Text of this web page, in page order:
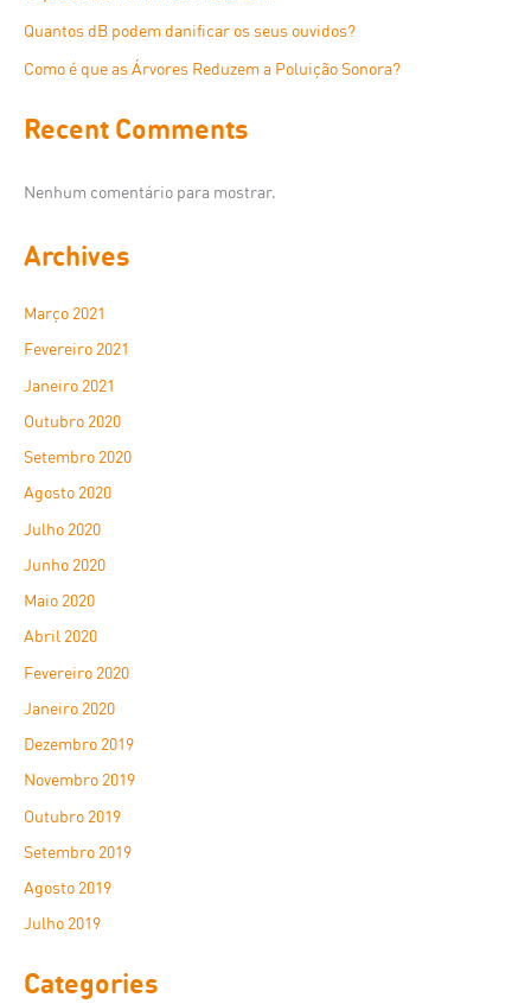
Quantos dB podem danificar os seus ouvidos?
Como é que as Árvores Reduzem a Poluição Sonora?
Recent Comments
Nenhum comentário para mostrar.
Archives
Março 2021
Fevereiro 2021
Janeiro 2021
Outubro 2020
Setembro 2020
Agosto 2020
Julho 2020
Junho 2020
Maio 2020
Abril 2020
Fevereiro 2020
Janeiro 2020
Dezembro 2019
Novembro 2019
Outubro 2019
Setembro 2019
Agosto 2019
Julho 2019
Categories